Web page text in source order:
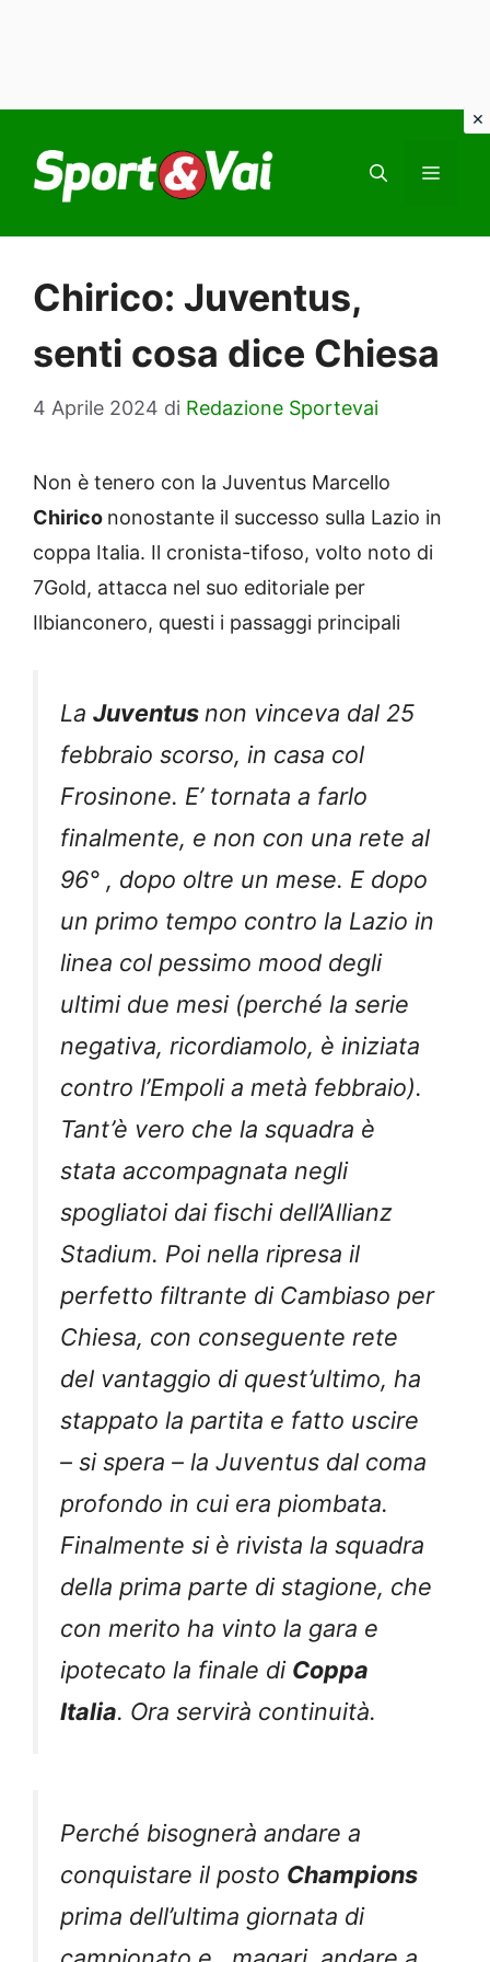
contenuto
Chirico: Juventus,
senti cosa dice Chiesa
4 Aprile 2024 di Redazione Sportevai
Non è tenero con la Juventus Marcello
Chirico nonostante il successo sulla Lazio in
coppa Italia. Il cronista-tifoso, volto noto di
7Gold, attacca nel suo editoriale per
Ilbianconero, questi i passaggi principali
La Juventusnon vinceva dal 25
febbraio scorso, in casa col
Frosinone. E’ tornata a farlo
finalmente, e non con una rete al
96° , dopo oltre un mese. E dopo
un primo tempo contro la Lazio in
linea col pessimo mood degli
ultimi due mesi (perché la serie
negativa, ricordiamolo, è iniziata
contro l’Empoli a metà febbraio).
Tant’è vero che la squadra è
stata accompagnata negli
spogliatoi dai fischi dell’Allianz
Stadium. Poi nella ripresa il
perfetto filtrante di Cambiaso per
Chiesa, con conseguente rete
del vantaggio di quest’ultimo, ha
stappato la partita e fatto uscire
– si spera – la Juventus dal coma
profondo in cui era piombata.
Finalmente si è rivista la squadra
della prima parte di stagione, che
con merito ha vinto la gara e
ipotecato la finale di Coppa
Italia. Ora servirà continuità.
Perché bisognerà andare a
conquistare il posto Champions
prima dell’ultima giornata di